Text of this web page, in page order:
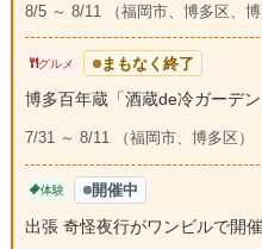
8/5 ～ 8/11 （福岡市、博多区、博
グルメ まもなく終了
博多百年蔵「酒蔵de冷ガーデ
7/31 ～ 8/11 （福岡市、博多区）
体験 開催中
出張 奇怪夜行がワンビルで開